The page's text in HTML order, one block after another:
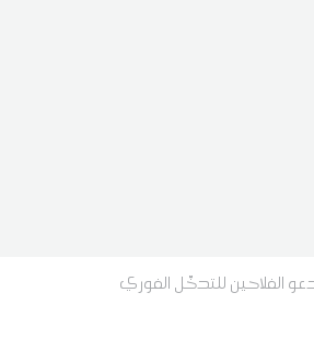
الفلاحين للتدخّل الفوري